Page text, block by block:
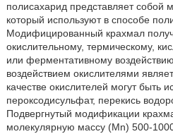
полисахарид представляет собой
который используют в способе
Модифицированный крахмал
окислительному, термическому,
или ферментативному
воздействием окислителями
качестве окислителей могут быть
пероксодисульфат, перекись
Подвергнутый модификации
молекулярную массу (Mn) 500-